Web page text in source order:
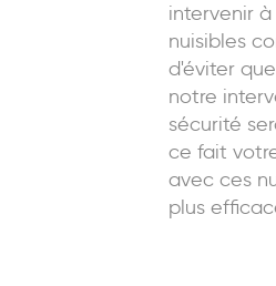
intervenir
nuisibles
d'éviter
notre
sécurité
ce fait
avec ces
plus